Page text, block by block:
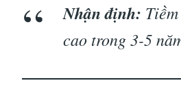
Nhận định:
cao trong 3-5